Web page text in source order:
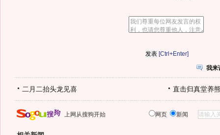
[Ctrl+Enter]
我来
二月二抬头龙见喜 直击归真堂养
上网从搜狗开始 网页 新闻